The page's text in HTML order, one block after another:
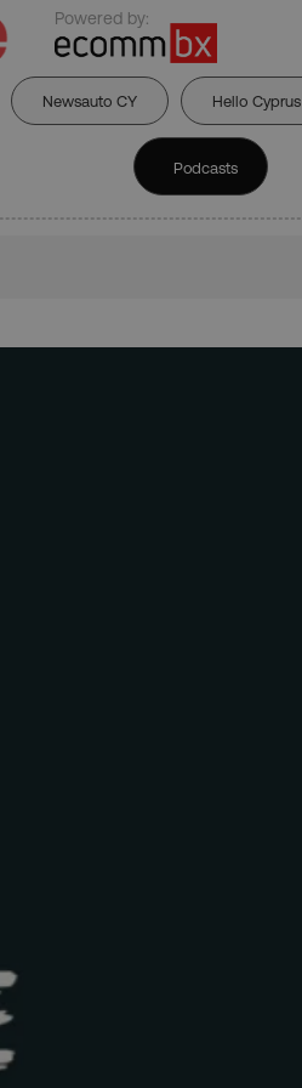
Powered by:
Newsauto CY Hello Cyprus
Podcasts